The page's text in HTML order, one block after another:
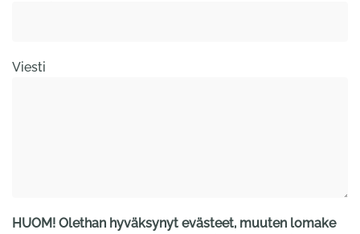
Viesti
HUOM! Olethan hyväksynyt evästeet, muuten lomake